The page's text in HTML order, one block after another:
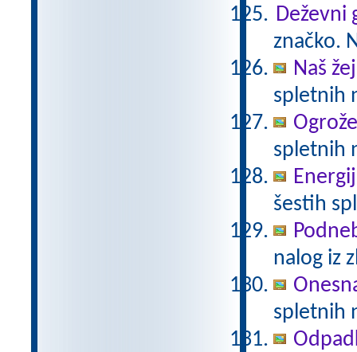
Deževni
značko.
Naš
spletnih
spletnih
šestih
nalog iz
spletnih